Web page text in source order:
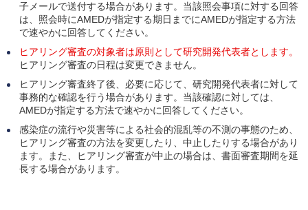
子メールで送付する場合があります。当該照会事項に対する回答
は、照会時にAMEDが指定する期日までにAMEDが指定する方法
で速やかに回答してください。
ヒアリング審査の対象者は原則として研究開発代表者とします。
ヒアリング審査の日程は変更できません。
ヒアリング審査終了後、必要に応じて、研究開発代表者に対して
事務的な確認を行う場合があります。当該確認に対しては、
AMEDが指定する方法で速やかに回答してください。
感染症の流行や災害等による社会的混乱等の不測の事態のため、
ヒアリング審査の方法を変更したり、中止したりする場合があり
ます。また、ヒアリング審査が中止の場合は、書面審査期間を延
長する場合があります。